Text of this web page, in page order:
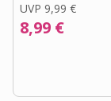
UVP 9,99 €
8,99 €